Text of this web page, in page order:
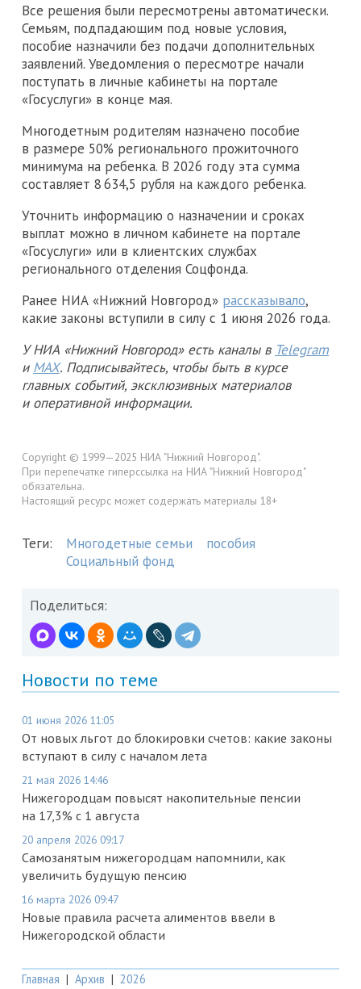
Все решения были пересмотрены автоматически.
Семьям, подпадающим под новые условия,
пособие назначили без подачи дополнительных
заявлений. Уведомления о пересмотре начали
поступать в личные кабинеты на портале
«Госуслуги» в конце мая.
Многодетным родителям назначено пособие
в размере 50% регионального прожиточного
минимума на ребенка. В 2026 году эта сумма
составляет 8 634,5 рубля на каждого ребенка.
Уточнить информацию о назначении и сроках
выплат можно в личном кабинете на портале
«Госуслуги» или в клиентских службах
регионального отделения Соцфонда.
Ранее НИА «Нижний Новгород» рассказывало,
какие законы вступили в силу с 1 июня 2026 года.
У НИА «Нижний Новгород» есть каналы в Telegram
и MAX. Подписывайтесь, чтобы быть в курсе
главных событий, эксклюзивных материалов
и оперативной информации.
Copyright © 1999—2025 НИА "Нижний Новгород".
При перепечатке гиперссылка на НИА "Нижний Новгород"
обязательна.
Настоящий ресурс может содержать материалы 18+
Теги: Многодетные семьи
пособия
Социальный фонд
Поделиться:
Новости по теме
01 июня 2026 11:05
От новых льгот до блокировки счетов: какие законы
вступают в силу с началом лета
21 мая 2026 14:46
Нижегородцам повысят накопительные пенсии
на 17,3% с 1 августа
20 апреля 2026 09:17
Самозанятым нижегородцам напомнили, как
увеличить будущую пенсию
16 марта 2026 09:47
Новые правила расчета алиментов ввели в
Нижегородской области
Главная | Архив | 2026